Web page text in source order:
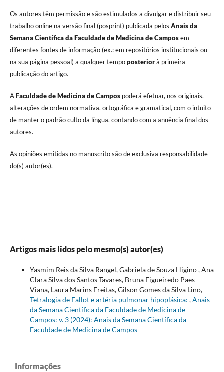
Os autores têm permissão e são estimulados a divulgar e distribuir seu
trabalho online na versão final (posprint) publicada pelos Anais da
Semana Científica da Faculdade de Medicina de Camposem
diferentes fontes de informação (ex.: em repositórios institucionais ou
na sua página pessoal) a qualquer tempoposteriorà primeira
publicação do artigo.
AFaculdade de Medicina de Campospoderá efetuar, nos originais,
alterações de ordem normativa, ortográfica e gramatical, com o intuito
de manter o padrão culto da língua, contando com a anuência final dos
autores.
As opiniões emitidas no manuscrito são de exclusiva responsabilidade
do(s) autor(es).
Artigos mais lidos pelo mesmo(s) autor(es)
Yasmim Reis da Silva Rangel, Gabriela de Souza Higino , Ana
Clara Silva dos Santos Tavares, Bruna Figueiredo Paes
Viana, Laura Marins Freitas, Gilson Gomes da Silva Lino,
Tetralogia de Fallot e artéria pulmonar hipoplásica: ,Anais
da Semana Científica da Faculdade de Medicina de
Campos: v. 3 (2024): Anais da Semana Científica da
Faculdade de Medicina de Campos
Informações